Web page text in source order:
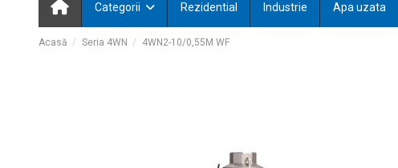
Categorii Rezidential Industrie Apa uzata
Acasă Seria 4WN 4WN2-10/0,55M WF